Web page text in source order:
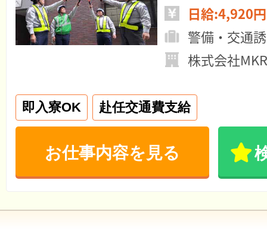
日給:4,920
警備・交通
株式会社MKR
即入寮OK 赴任交通費支給
お仕事内容を見る